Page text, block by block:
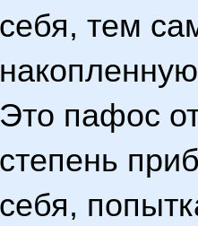
себя, тем
Это пафос
степень
себя,